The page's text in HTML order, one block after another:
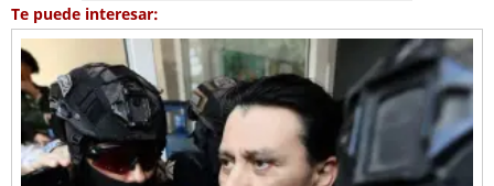
Te puede interesar: